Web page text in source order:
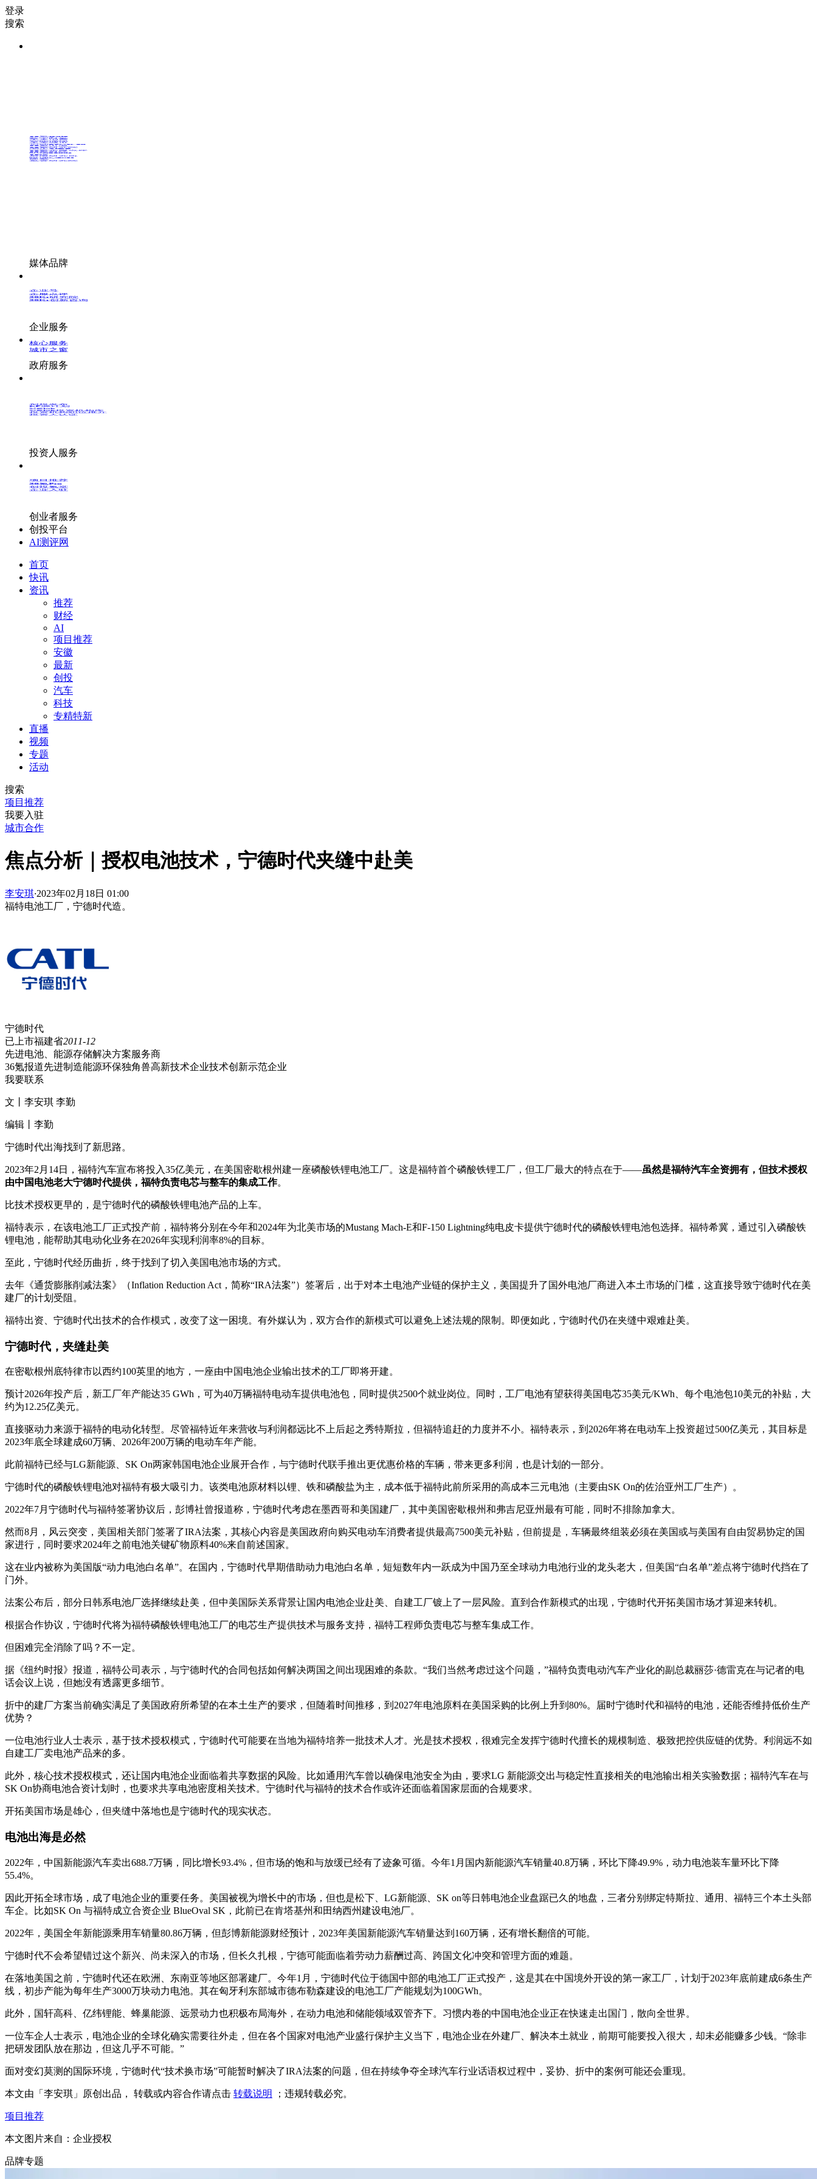
登录
搜索
36氪Auto
未来消费
未来城市
36氪出海
硬氪
媒体品牌
企业号
企服点评
36Kr研究院
36Kr创新咨询
企业服务
核心服务
城市之窗
政府服务
创投发布
LP源计划
VClub
VClub投资机构库
投资机构职位推介
投资人认证
投资人服务
项目推荐
36氪Pro
创投氪堂
企业入驻
创业者服务
创投平台
AI测评网
首页
快讯
资讯
推荐
财经
AI
项目推荐
安徽
最新
创投
汽车
科技
专精特新
直播
视频
专题
活动
搜索
项目推荐
我要入驻
城市合作
焦点分析｜授权电池技术，宁德时代夹缝中赴美
李安琪·2023年02月18日 01:00
福特电池工厂，宁德时代造。
宁德时代
已上市福建省2011-12
先进电池、能源存储解决方案服务商
36氪报道先进制造能源环保独角兽高新技术企业技术创新示范企业
我要联系
文丨李安琪 李勤
编辑丨李勤
宁德时代出海找到了新思路。
2023年2月14日，福特汽车宣布将投入35亿美元，在美国密歇根州建一座磷酸铁锂电池工厂。这是福特首个磷酸铁锂工厂，但工厂最大的特点在于——虽然是福特汽车全资拥有，但技术授权
由中国电池老大宁德时代提供，福特负责电芯与整车的集成工作。
比技术授权更早的，是宁德时代的磷酸铁锂电池产品的上车。
福特表示，在该电池工厂正式投产前，福特将分别在今年和2024年为北美市场的Mustang Mach-E和F-150 Lightning纯电皮卡提供宁德时代的磷酸铁锂电池包选择。福特希冀，通过引入磷酸铁
锂电池，能帮助其电动化业务在2026年实现利润率8%的目标。
至此，宁德时代经历曲折，终于找到了切入美国电池市场的方式。
去年《通货膨胀削减法案》（Inflation Reduction Act，简称“IRA法案”）签署后，出于对本土电池产业链的保护主义，美国提升了国外电池厂商进入本土市场的门槛，这直接导致宁德时代在美
建厂的计划受阻。
福特出资、宁德时代出技术的合作模式，改变了这一困境。有外媒认为，双方合作的新模式可以避免上述法规的限制。即便如此，宁德时代仍在夹缝中艰难赴美。
宁德时代，夹缝赴美
在密歇根州底特律市以西约100英里的地方，一座由中国电池企业输出技术的工厂即将开建。
预计2026年投产后，新工厂年产能达35 GWh，可为40万辆福特电动车提供电池包，同时提供2500个就业岗位。同时，工厂电池有望获得美国电芯35美元/KWh、每个电池包10美元的补贴，大
约为12.25亿美元。
直接驱动力来源于福特的电动化转型。尽管福特近年来营收与利润都远比不上后起之秀特斯拉，但福特追赶的力度并不小。福特表示，到2026年将在电动车上投资超过500亿美元，其目标是
2023年底全球建成60万辆、2026年200万辆的电动车年产能。
此前福特已经与LG新能源、SK On两家韩国电池企业展开合作，与宁德时代联手推出更优惠价格的车辆，带来更多利润，也是计划的一部分。
宁德时代的磷酸铁锂电池对福特有极大吸引力。该类电池原材料以锂、铁和磷酸盐为主，成本低于福特此前所采用的高成本三元电池（主要由SK On的佐治亚州工厂生产）。
2022年7月宁德时代与福特签署协议后，彭博社曾报道称，宁德时代考虑在墨西哥和美国建厂，其中美国密歇根州和弗吉尼亚州最有可能，同时不排除加拿大。
然而8月，风云突变，美国相关部门签署了IRA法案，其核心内容是美国政府向购买电动车消费者提供最高7500美元补贴，但前提是，车辆最终组装必须在美国或与美国有自由贸易协定的国
家进行，同时要求2024年之前电池关键矿物原料40%来自前述国家。
这在业内被称为美国版“动力电池白名单”。在国内，宁德时代早期借助动力电池白名单，短短数年内一跃成为中国乃至全球动力电池行业的龙头老大，但美国“白名单”差点将宁德时代挡在了
门外。
法案公布后，部分日韩系电池厂选择继续赴美，但中美国际关系背景让国内电池企业赴美、自建工厂镀上了一层风险。直到合作新模式的出现，宁德时代开拓美国市场才算迎来转机。
根据合作协议，宁德时代将为福特磷酸铁锂电池工厂的电芯生产提供技术与服务支持，福特工程师负责电芯与整车集成工作。
但困难完全消除了吗？不一定。
据《纽约时报》报道，福特公司表示，与宁德时代的合同包括如何解决两国之间出现困难的条款。“我们当然考虑过这个问题，”福特负责电动汽车产业化的副总裁丽莎·德雷克在与记者的电
话会议上说，但她没有透露更多细节。
折中的建厂方案当前确实满足了美国政府所希望的在本土生产的要求，但随着时间推移，到2027年电池原料在美国采购的比例上升到80%。届时宁德时代和福特的电池，还能否维持低价生产
优势？
一位电池行业人士表示，基于技术授权模式，宁德时代可能要在当地为福特培养一批技术人才。光是技术授权，很难完全发挥宁德时代擅长的规模制造、极致把控供应链的优势。利润远不如
自建工厂卖电池产品来的多。
此外，核心技术授权模式，还让国内电池企业面临着共享数据的风险。比如通用汽车曾以确保电池安全为由，要求LG 新能源交出与稳定性直接相关的电池输出相关实验数据；福特汽车在与
SK On协商电池合资计划时，也要求共享电池密度相关技术。宁德时代与福特的技术合作或许还面临着国家层面的合规要求。
开拓美国市场是雄心，但夹缝中落地也是宁德时代的现实状态。
电池出海是必然
2022年，中国新能源汽车卖出688.7万辆，同比增长93.4%，但市场的饱和与放缓已经有了迹象可循。今年1月国内新能源汽车销量40.8万辆，环比下降49.9%，动力电池装车量环比下降
55.4%。
因此开拓全球市场，成了电池企业的重要任务。美国被视为增长中的市场，但也是松下、LG新能源、SK on等日韩电池企业盘踞已久的地盘，三者分别绑定特斯拉、通用、福特三个本土头部
车企。比如SK On 与福特成立合资企业 BlueOval SK，此前已在肯塔基州和田纳西州建设电池厂。
2022年，美国全年新能源乘用车销量80.86万辆，但彭博新能源财经预计，2023年美国新能源汽车销量达到160万辆，还有增长翻倍的可能。
宁德时代不会希望错过这个新兴、尚未深入的市场，但长久扎根，宁德可能面临着劳动力薪酬过高、跨国文化冲突和管理方面的难题。
在落地美国之前，宁德时代还在欧洲、东南亚等地区部署建厂。今年1月，宁德时代位于德国中部的电池工厂正式投产，这是其在中国境外开设的第一家工厂，计划于2023年底前建成6条生产
线，初步产能为每年生产3000万块动力电池。其在匈牙利东部城市德布勒森建设的电池工厂产能规划为100GWh。
此外，国轩高科、亿纬锂能、蜂巢能源、远景动力也积极布局海外，在动力电池和储能领域双管齐下。习惯内卷的中国电池企业正在快速走出国门，散向全世界。
一位车企人士表示，电池企业的全球化确实需要往外走，但在各个国家对电池产业盛行保护主义当下，电池企业在外建厂、解决本土就业，前期可能要投入很大，却未必能赚多少钱。“除非
把研发团队放在那边，但这几乎不可能。”
面对变幻莫测的国际环境，宁德时代“技术换市场”可能暂时解决了IRA法案的问题，但在持续争夺全球汽车行业话语权过程中，妥协、折中的案例可能还会重现。
本文由「 李安琪 」原创出品， 转载或内容合作请点击 转载说明 ；违规转载必究。
项目推荐
本文图片来自： 企业授权
品牌专题